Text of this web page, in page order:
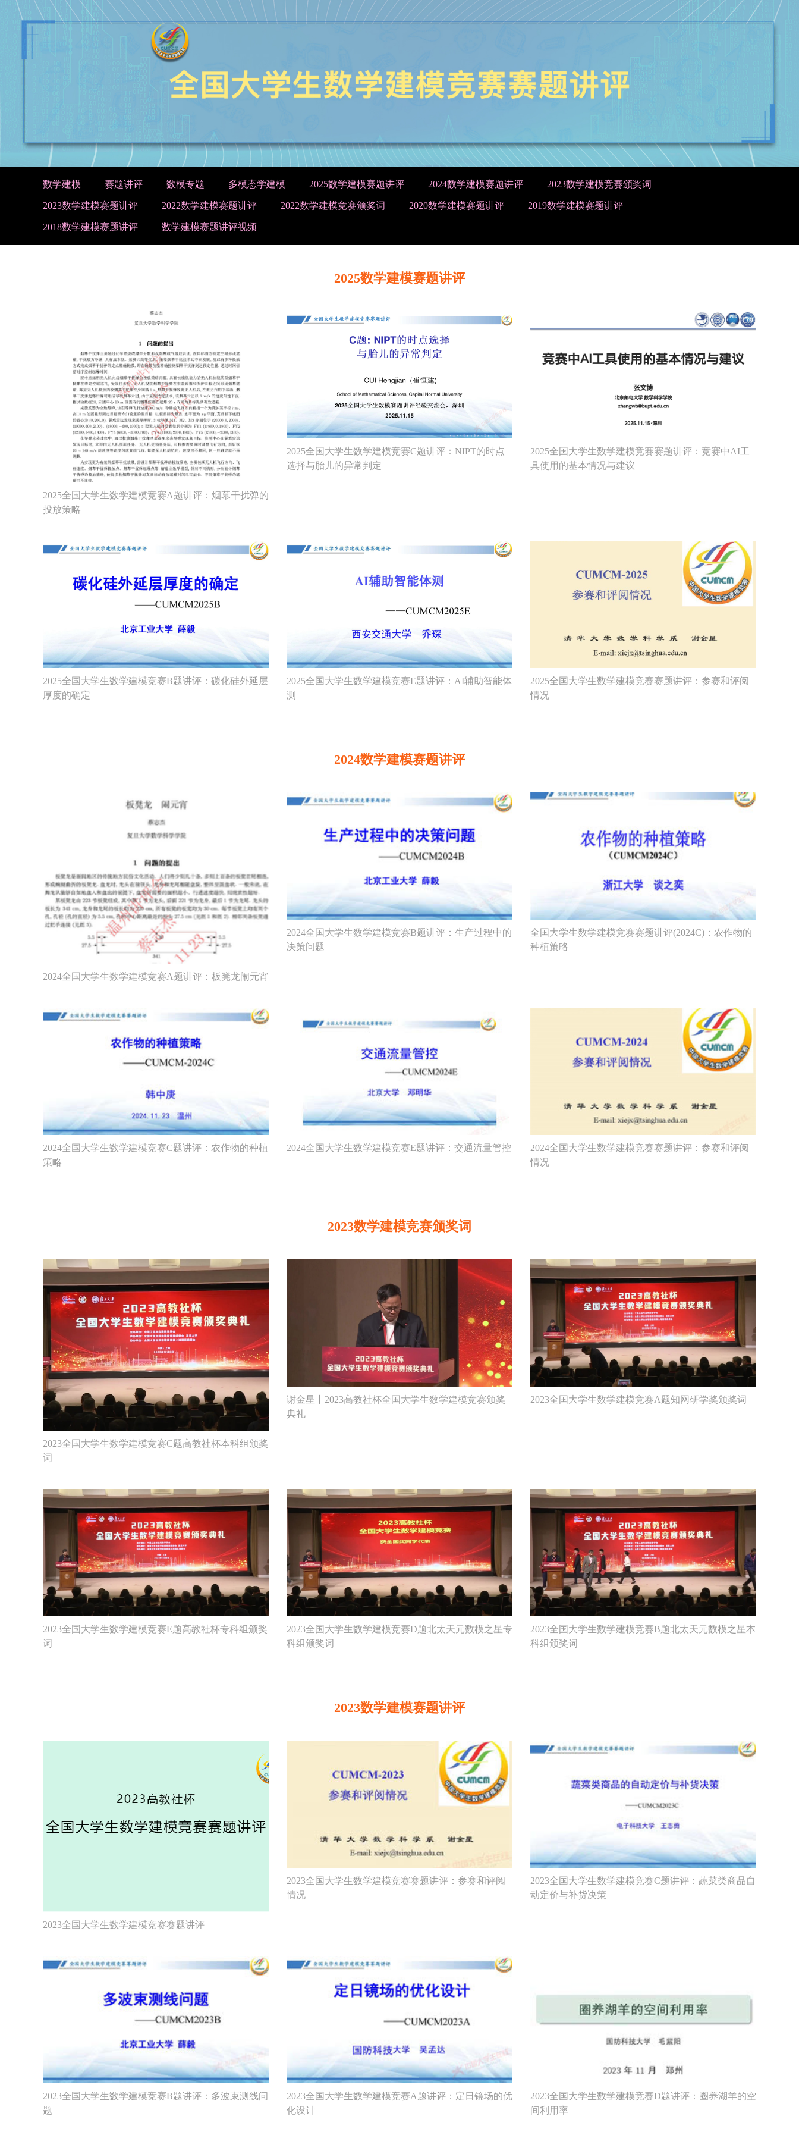
数学建模 赛题讲评 数模专题 多模态学建模 2025数学建模赛题讲评 2024数学建模赛题讲评 2023数学建模竞赛颁奖词
2023数学建模赛题讲评 2022数学建模赛题讲评 2022数学建模竞赛颁奖词 2020数学建模赛题讲评 2019数学建模赛题讲评
2018数学建模赛题讲评 数学建模赛题讲评视频
2025数学建模赛题讲评
2025全国大学生数学建模竞赛A题讲评：烟幕干扰弹的
投放策略
2025全国大学生数学建模竞赛C题讲评：NIPT的时点
选择与胎儿的异常判定
2025全国大学生数学建模竞赛赛题讲评：竞赛中AI工
具使用的基本情况与建议
2025全国大学生数学建模竞赛B题讲评：碳化硅外延层
厚度的确定
2025全国大学生数学建模竞赛E题讲评：AI辅助智能体
测
2025全国大学生数学建模竞赛赛题讲评：参赛和评阅
情况
2024数学建模赛题讲评
2024全国大学生数学建模竞赛A题讲评：板凳龙闹元宵
2024全国大学生数学建模竞赛B题讲评：生产过程中的
决策问题
全国大学生数学建模竞赛赛题讲评(2024C)：农作物的
种植策略
2024全国大学生数学建模竞赛C题讲评：农作物的种植
策略
2024全国大学生数学建模竞赛E题讲评：交通流量管控
2024全国大学生数学建模竞赛赛题讲评：参赛和评阅
情况
2023数学建模竞赛颁奖词
2023全国大学生数学建模竞赛C题高教社杯本科组颁奖
词
谢金星丨2023高教社杯全国大学生数学建模竞赛颁奖
典礼
2023全国大学生数学建模竞赛A题知网研学奖颁奖词
2023全国大学生数学建模竞赛E题高教社杯专科组颁奖
词
2023全国大学生数学建模竞赛D题北太天元数模之星专
科组颁奖词
2023全国大学生数学建模竞赛B题北太天元数模之星本
科组颁奖词
2023数学建模赛题讲评
2023全国大学生数学建模竞赛赛题讲评
2023全国大学生数学建模竞赛赛题讲评：参赛和评阅
情况
2023全国大学生数学建模竞赛C题讲评：蔬菜类商品自
动定价与补货决策
2023全国大学生数学建模竞赛B题讲评：多波束测线问
题
2023全国大学生数学建模竞赛A题讲评：定日镜场的优
化设计
2023全国大学生数学建模竞赛D题讲评：圈养湖羊的空
间利用率